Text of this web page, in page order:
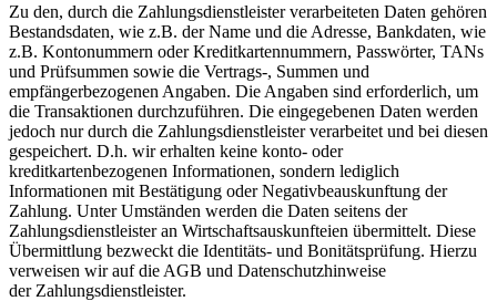
Zu den, durch die Zahlungsdienstleister verarbeiteten Daten gehören
Bestandsdaten, wie z.B. der Name und die Adresse, Bankdaten, wie
z.B. Kontonummern oder Kreditkartennummern, Passwörter, TANs
und Prüfsummen sowie die Vertrags-, Summen und
empfängerbezogenen Angaben. Die Angaben sind erforderlich, um
die Transaktionen durchzuführen. Die eingegebenen Daten werden
jedoch nur durch die Zahlungsdienstleister verarbeitet und bei diesen
gespeichert. D.h. wir erhalten keine konto- oder
kreditkartenbezogenen Informationen, sondern lediglich
Informationen mit Bestätigung oder Negativbeauskunftung der
Zahlung. Unter Umständen werden die Daten seitens der
Zahlungsdienstleister an Wirtschaftsauskunfteien übermittelt. Diese
Übermittlung bezweckt die Identitäts- und Bonitätsprüfung. Hierzu
verweisen wir auf die AGB und Datenschutzhinweise
der Zahlungsdienstleister.